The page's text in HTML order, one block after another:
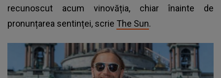
recunoscut acum vinovăția, chiar înainte de
pronunțarea sentinței, scrie The Sun.